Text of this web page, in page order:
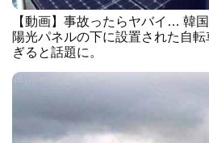
【動画】事故ったらヤバイ… 韓
陽光パネルの下に設置された自
ぎると話題に。